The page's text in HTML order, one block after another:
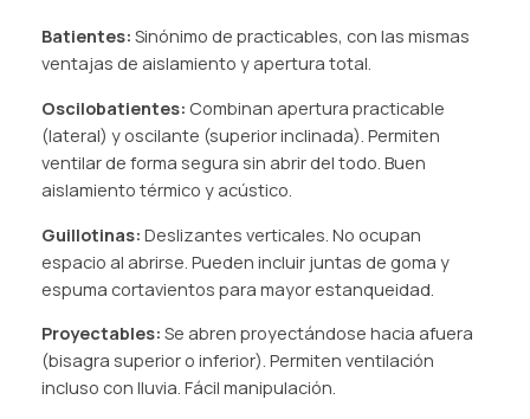
Batientes: Sinónimo de practicables, con las mismas
ventajas de aislamiento y apertura total.
Oscilobatientes: Combinan apertura practicable
(lateral) y oscilante (superior inclinada). Permiten
ventilar de forma segura sin abrir del todo. Buen
aislamiento térmico y acústico.
Guillotinas: Deslizantes verticales. No ocupan
espacio al abrirse. Pueden incluir juntas de goma y
espuma cortavientos para mayor estanqueidad.
Proyectables: Se abren proyectándose hacia afuera
(bisagra superior o inferior). Permiten ventilación
incluso con lluvia. Fácil manipulación.